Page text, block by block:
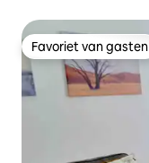
Favoriet van gasten
Favoriet van gasten